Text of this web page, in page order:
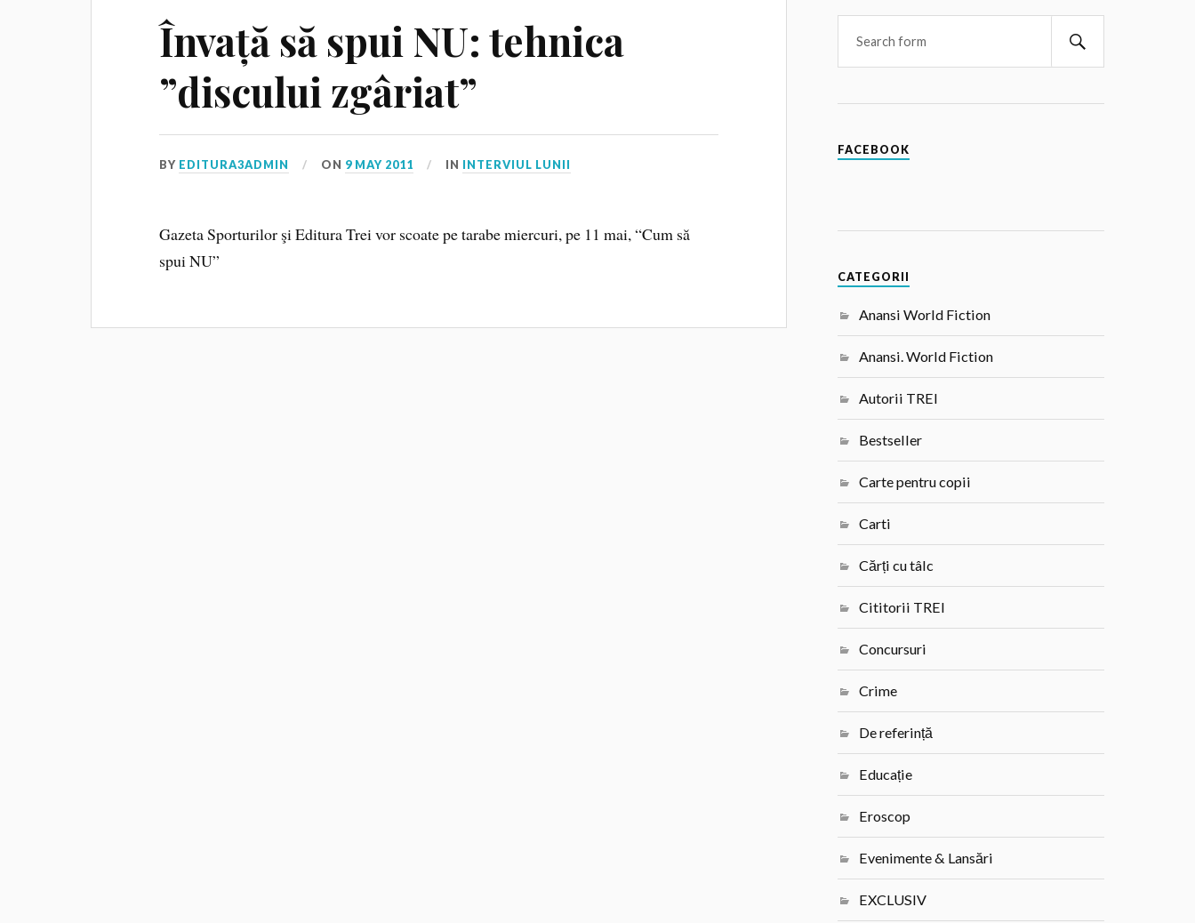
Învață să spui NU: tehnica
”discului zgâriat”
BY EDITURA3ADMIN ON 9 MAY 2011 IN INTERVIUL LUNII
Gazeta Sporturilor şi Editura Trei vor scoate pe tarabe miercuri, pe 11 mai, “Cum să
spui NU”
FACEBOOK
CATEGORII
Anansi World Fiction
Anansi. World Fiction
Autorii TREI
Bestseller
Carte pentru copii
Carti
Cărți cu tâlc
Cititorii TREI
Concursuri
Crime
De referință
Educație
Eroscop
Evenimente & Lansări
EXCLUSIV